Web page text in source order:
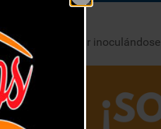
a continuar inoculándose